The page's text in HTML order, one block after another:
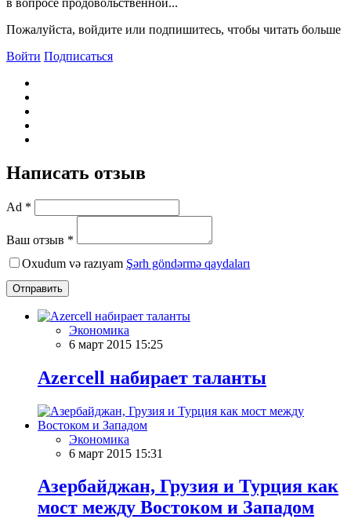
в вопросе продовольственной...
Пожалуйста, войдите или подпишитесь, чтобы читать больше
Войти Подписаться
Написать отзыв
Ad *
Ваш отзыв *
Oxudum və razıyam Şərh göndərmə qaydaları
Отправить
Экономика
6 март 2015 15:25
Azercell набирает таланты
Экономика
6 март 2015 15:31
Азербайджан, Грузия и Турция как
мост между Востоком и Западом